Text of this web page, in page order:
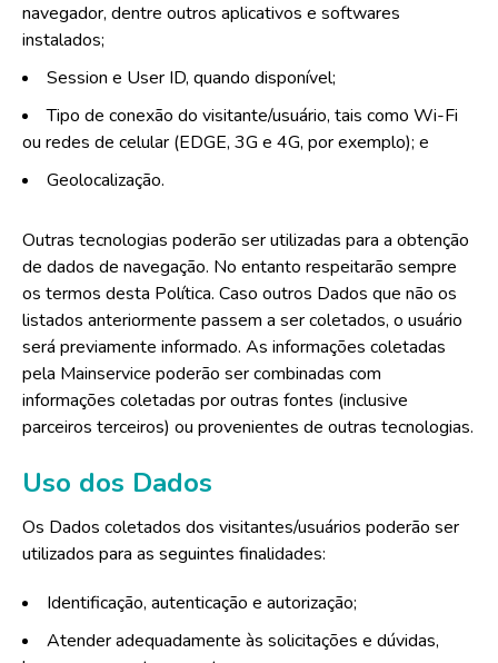
navegador, dentre outros aplicativos e softwares
instalados;
Session e User ID, quando disponível;
Tipo de conexão do visitante/usuário, tais como Wi-Fi
ou redes de celular (EDGE, 3G e 4G, por exemplo); e
Geolocalização.
Outras tecnologias poderão ser utilizadas para a obtenção
de dados de navegação. No entanto respeitarão sempre
os termos desta Política. Caso outros Dados que não os
listados anteriormente passem a ser coletados, o usuário
será previamente informado. As informações coletadas
pela Mainservice poderão ser combinadas com
informações coletadas por outras fontes (inclusive
parceiros terceiros) ou provenientes de outras tecnologias.
Uso dos Dados
Os Dados coletados dos visitantes/usuários poderão ser
utilizados para as seguintes finalidades:
Identificação, autenticação e autorização;
Atender adequadamente às solicitações e dúvidas,